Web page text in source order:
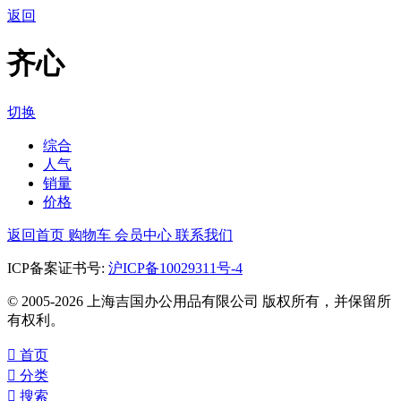
返回
齐心
切换
综合
人气
销量
价格
返回首页 购物车 会员中心 联系我们
ICP备案证书号: 沪ICP备10029311号-4
© 2005-2026 上海吉国办公用品有限公司 版权所有，并保留所
有权利。
 首页
 分类
 搜索